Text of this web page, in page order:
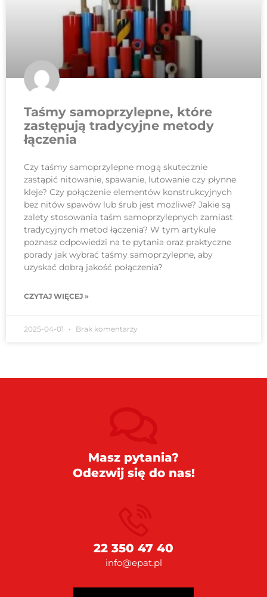
Taśmy samoprzylepne, które
zastępują tradycyjne metody
łączenia
Czy taśmy samoprzylepne mogą skutecznie
zastąpić nitowanie, spawanie, lutowanie czy płynne
kleje? Czy połączenie elementów konstrukcyjnych
bez nitów spawów lub śrub jest możliwe? Jakie są
zalety stosowania taśm samoprzylepnych zamiast
tradycyjnych metod łączenia? W tym artykule
poznasz odpowiedzi na te pytania oraz praktyczne
porady jak wybrać taśmy samoprzylepne, aby
uzyskać dobrą jakość połączenia?
CZYTAJ WIĘCEJ »
2025-04-01 Brak komentarzy
Masz pytania?
Odezwij się do nas!
22 350 47 40
info@epat.pl